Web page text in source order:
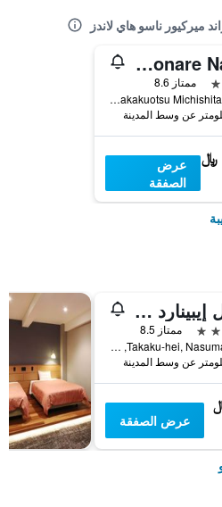
ميركيور ناسو هاي لاندز
Hoshino Resorts Risonare Nasu
ممتاز 8.6
2301 Takakuotsu Michishita, ناسو, اليابان
عرض
الصفقة
هوتل إيبينارد ناسو
ممتاز 8.5
1 Takaku-hei, Nasumachi, ناسو, اليابان
عرض الصفقة